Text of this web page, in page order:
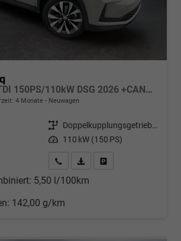
Sportline 2.0 TDI 150PS/110kW DSG 2026 +CANTON+CONVENIENCE PLUS+PERFORMANCE+AKUSTIK
4 Monate Neuwagen
Getriebe
Doppelkupplungsgetriebe (DSG)
Leistung 110 kW (150 PS)
Wir rufen Sie anPDF-Datei, Fahrzeugexposé
5,50 l/100km
142,00 g/km